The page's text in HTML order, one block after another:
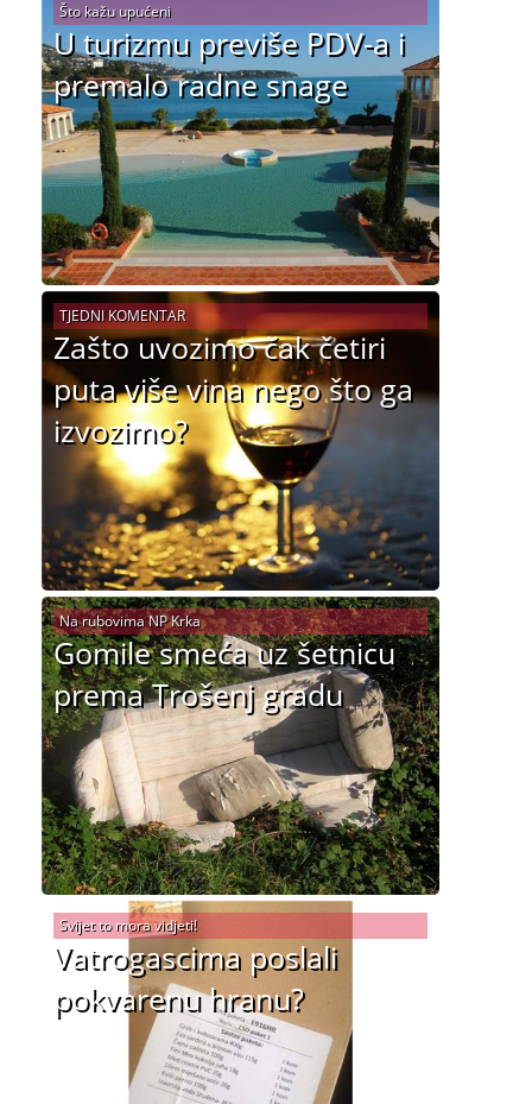
U turizmu previše PDV-a i
premalo radne snage
Što kažu upućeni
Zašto uvozimo čak četiri
puta više vina nego što ga
izvozimo?
TJEDNI KOMENTAR
Gomile smeća uz šetnicu
prema Trošenj gradu
Na rubovima NP Krka
Vatrogascima poslali
pokvarenu hranu?
Svijet to mora vidjeti!